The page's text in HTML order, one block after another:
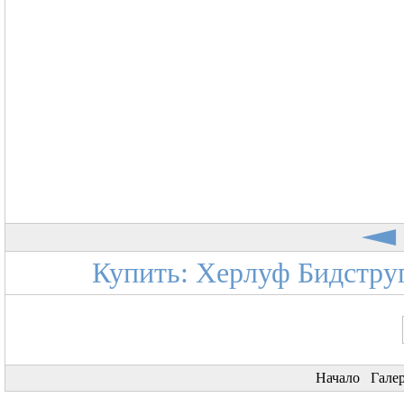
Купить: Херлуф
Начало